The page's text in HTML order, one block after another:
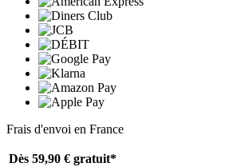
Frais d'envoi en France
Dès 59,90 € gratuit*